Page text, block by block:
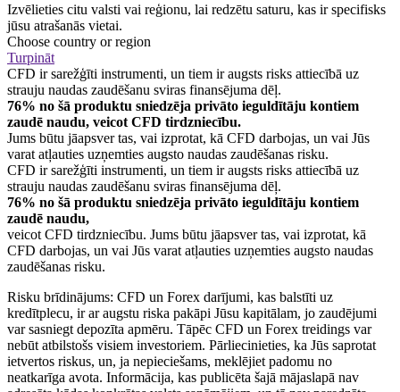
Izvēlieties citu valsti vai reģionu, lai redzētu saturu, kas ir specifisks
jūsu atrašanās vietai.
Choose country or region
Turpināt
CFD ir sarežģīti instrumenti, un tiem ir augsts risks attiecībā uz
strauju naudas zaudēšanu sviras finansējuma dēļ.
76% no šā produktu sniedzēja privāto ieguldītāju kontiem
zaudē naudu, veicot CFD tirdzniecību.
Jums būtu jāapsver tas, vai izprotat, kā CFD darbojas, un vai Jūs
varat atļauties uzņemties augsto naudas zaudēšanas risku.
CFD ir sarežģīti instrumenti, un tiem ir augsts risks attiecībā uz
strauju naudas zaudēšanu sviras finansējuma dēļ.
76% no šā produktu sniedzēja privāto ieguldītāju kontiem
zaudē naudu,
veicot CFD tirdzniecību. Jums būtu jāapsver tas, vai izprotat, kā
CFD darbojas, un vai Jūs varat atļauties uzņemties augsto naudas
zaudēšanas risku.
Risku brīdinājums: CFD un Forex darījumi, kas balstīti uz
kredītplecu, ir ar augstu riska pakāpi Jūsu kapitālam, jo zaudējumi
var sasniegt depozīta apmēru. Tāpēc CFD un Forex treidings var
nebūt atbilstošs visiem investoriem. Pārliecinieties, ka Jūs saprotat
ietvertos riskus, un, ja nepieciešams, meklējiet padomu no
neatkarīga avota. Informācija, kas publicēta šajā mājaslapā nav